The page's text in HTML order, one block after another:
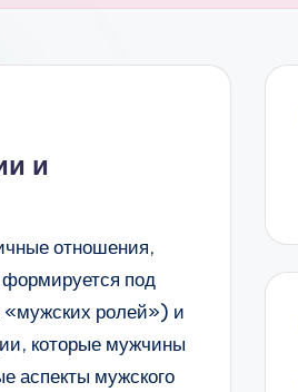
и
отношения,
под
«мужских ролей») и
которые мужчины
аспекты мужского